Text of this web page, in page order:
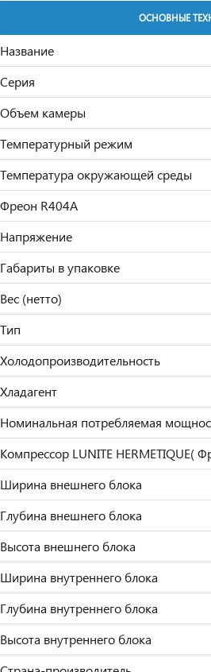
ОСНОВНЫЕ
Название
Серия
Объем камеры
Температурный режим
Температура окружающей cреды
Фреон R404A
Напряжение
Габариты в упаковке
Вес (нетто)
Тип
Холодопроизводительность
Хладагент
Номинальная потребляемая
Компрессор LUNITE HERMETIQUE(
Ширина внешнего блока
Глубина внешнего блока
Высота внешнего блока
Ширина внутреннего блока
Глубина внутреннего блока
Высота внутреннего блока